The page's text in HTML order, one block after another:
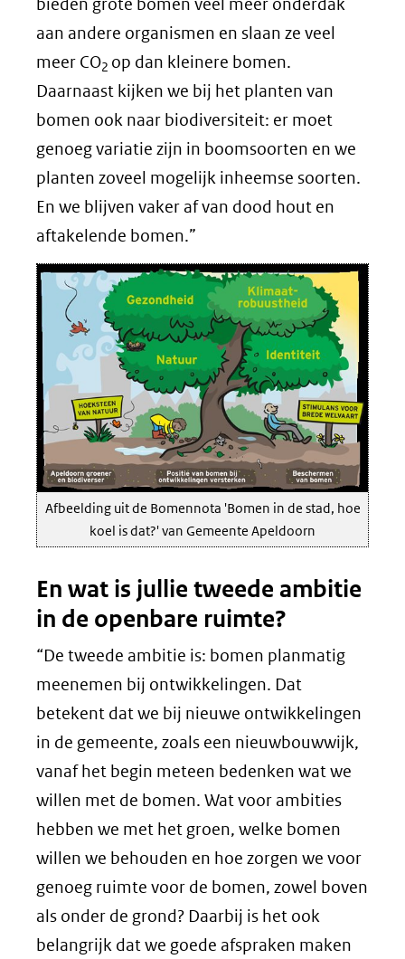
aan andere organismen en slaan ze veel
meer CO2 op dan kleinere bomen.
Daarnaast kijken we bij het planten van
bomen ook naar biodiversiteit: er moet
genoeg variatie zijn in boomsoorten en we
planten zoveel mogelijk inheemse soorten.
En we blijven vaker af van dood hout en
aftakelende bomen.”
Afbeelding uit de Bomennota 'Bomen in de stad, hoe
koel is dat?' van Gemeente Apeldoorn
En wat is jullie tweede ambitie
in de openbare ruimte?
“De tweede ambitie is: bomen planmatig
meenemen bij ontwikkelingen. Dat
betekent dat we bij nieuwe ontwikkelingen
in de gemeente, zoals een nieuwbouwwijk,
vanaf het begin meteen bedenken wat we
willen met de bomen. Wat voor ambities
hebben we met het groen, welke bomen
willen we behouden en hoe zorgen we voor
genoeg ruimte voor de bomen, zowel boven
als onder de grond? Daarbij is het ook
belangrijk dat we goede afspraken maken